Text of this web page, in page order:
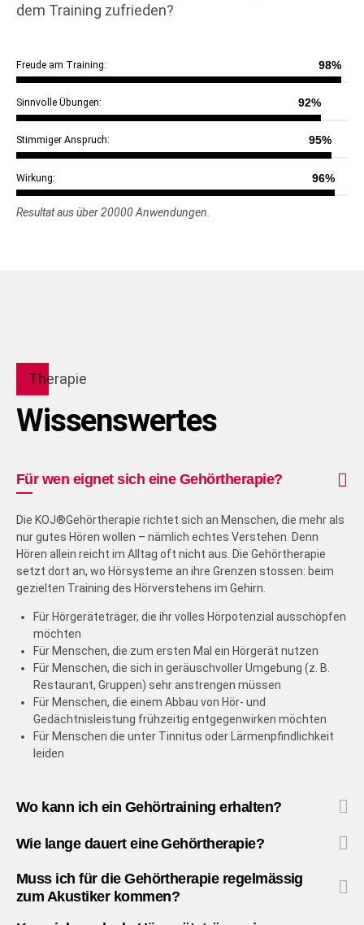
dem Training zufrieden?
Freude am Training: 98%
Sinnvolle Übungen: 92%
Stimmiger Anspruch: 95%
Wirkung: 96%
Resultat aus über 20000 Anwendungen.
Therapie
Wissenswertes
Für wen eignet sich eine Gehörtherapie?
Die KOJ®Gehörtherapie richtet sich an Menschen, die mehr als
nur gutes Hören wollen – nämlich echtes Verstehen. Denn
Hören allein reicht im Alltag oft nicht aus. Die Gehörtherapie
setzt dort an, wo Hörsysteme an ihre Grenzen stossen: beim
gezielten Training des Hörverstehens im Gehirn.
Für Hörgeräteträger, die ihr volles Hörpotenzial ausschöpfen
möchten
Für Menschen, die zum ersten Mal ein Hörgerät nutzen
Für Menschen, die sich in geräuschvoller Umgebung (z. B.
Restaurant, Gruppen) sehr anstrengen müssen
Für Menschen, die einem Abbau von Hör- und
Gedächtnisleistung frühzeitig entgegenwirken möchten
Für Menschen die unter Tinnitus oder Lärmenpfindlichkeit
leiden
Wo kann ich ein Gehörtraining erhalten?
Wie lange dauert eine Gehörtherapie?
Muss ich für die Gehörtherapie regelmässig
zum Akustiker kommen?